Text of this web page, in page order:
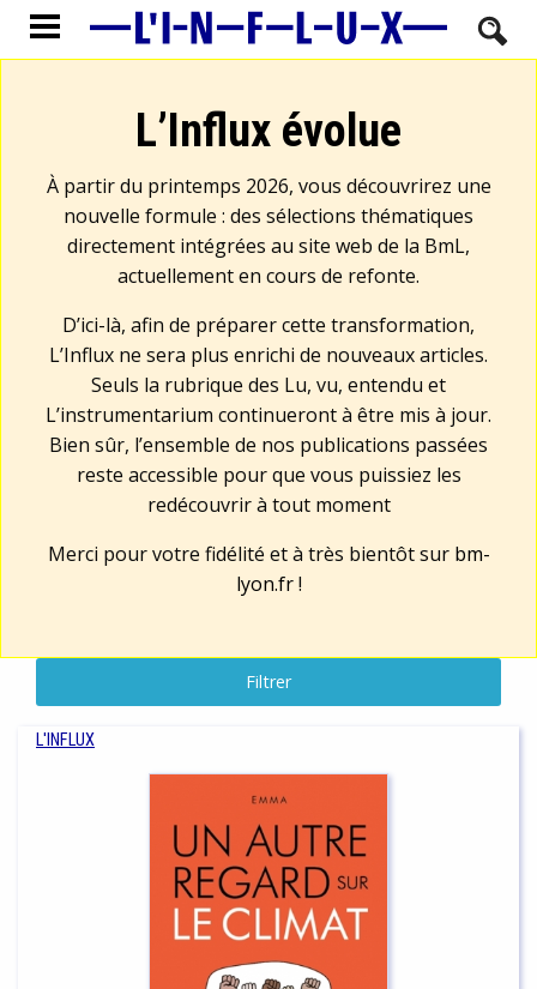
L’Influx évolue
À partir du printemps 2026, vous découvrirez une
nouvelle formule : des sélections thématiques
directement intégrées au site web de la BmL,
actuellement en cours de refonte.
D’ici-là, afin de préparer cette transformation,
L’Influx ne sera plus enrichi de nouveaux articles.
Seuls la rubrique des Lu, vu, entendu et
L’instrumentarium continueront à être mis à jour.
Bien sûr, l’ensemble de nos publications passées
reste accessible pour que vous puissiez les
redécouvrir à tout moment
Merci pour votre fidélité et à très bientôt sur bm-
lyon.fr!
Filtrer
L'INFLUX